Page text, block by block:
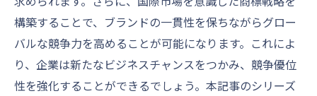
構築することで、ブランドの一貫性を保ちながらグロー
バルな競争力を高めることが可能になります。これによ
り、企業は新たなビジネスチャンスをつかみ、競争優位
性を強化することができるでしょう。本記事のシリーズ